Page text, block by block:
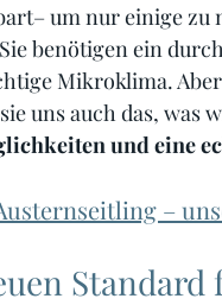
um nur einige zu
benötigen ein
Mikroklima.
uns auch das, was
und eine
–
Standard